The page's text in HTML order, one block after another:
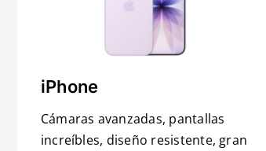
iPhone
Cámaras avanzadas, pantallas
increíbles, diseño resistente, gran